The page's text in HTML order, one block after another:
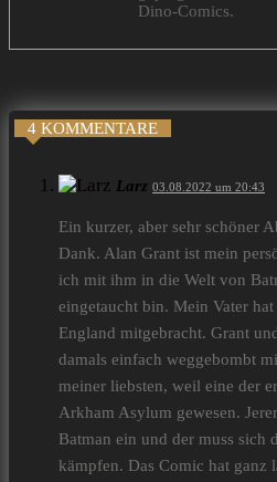
Dino-Comics.
4 KOMMENTARE
Larz 03.08.2022 um 20:43
Ein kurzer, aber sehr schöner
Dank. Alan Grant ist mein
ich mit ihm in die Welt von
eingetaucht bin. Mein Vater
England mitgebracht. Grant
damals einfach weggebombt
meiner liebsten, weil eine der
Arkham Asylum gewesen.
Batman ein und der muss sich
kämpfen. Das Comic hat ganz